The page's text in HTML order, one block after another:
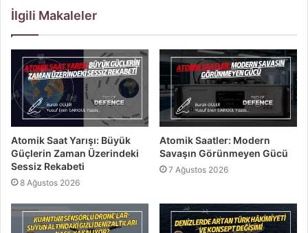
İlgili Makaleler
Atomik Saat Yarışı: Büyük
Güçlerin Zaman Üzerindeki
Sessiz Rekabeti
8 Ağustos 2026
Atomik Saatler: Modern
Savaşın Görünmeyen Gücü
7 Ağustos 2026